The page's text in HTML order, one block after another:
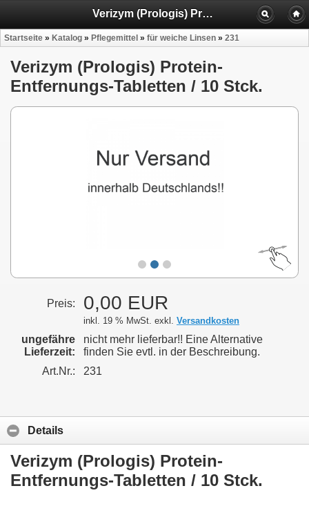
Verizym (Prologis) Protein-Entfernungs-Tabletten / 10 Stck.
Startseite » Katalog » Pflegemittel » für weiche Linsen » 231
Verizym (Prologis) Protein-
Entfernungs-Tabletten / 10 Stck.
Preis: 0,00 EUR
inkl. 19 % MwSt. exkl. Versandkosten
ungefähre
Lieferzeit:
nicht mehr lieferbar!! Eine Alternative
finden Sie evtl. in der Beschreibung.
Art.Nr.:
231
Details
Verizym (Prologis) Protein-
Entfernungs-Tabletten / 10 Stck.